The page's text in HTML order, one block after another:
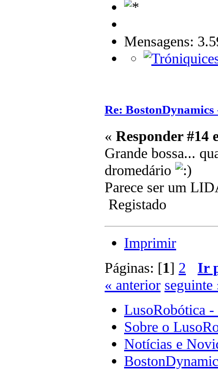
Mensagens:
Re:
« Responder #14
Grande bossa...
dromedário
Parece ser um
Registado
Imprimir
Páginas: [1] 2
Ir
« anterior seguinte
LusoRobótica -
Sobre o
Notícias e